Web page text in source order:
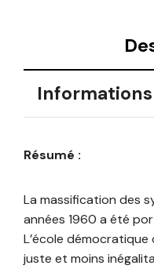
Résumé :
La massification des
années 1960 a été
L’école
juste et moins